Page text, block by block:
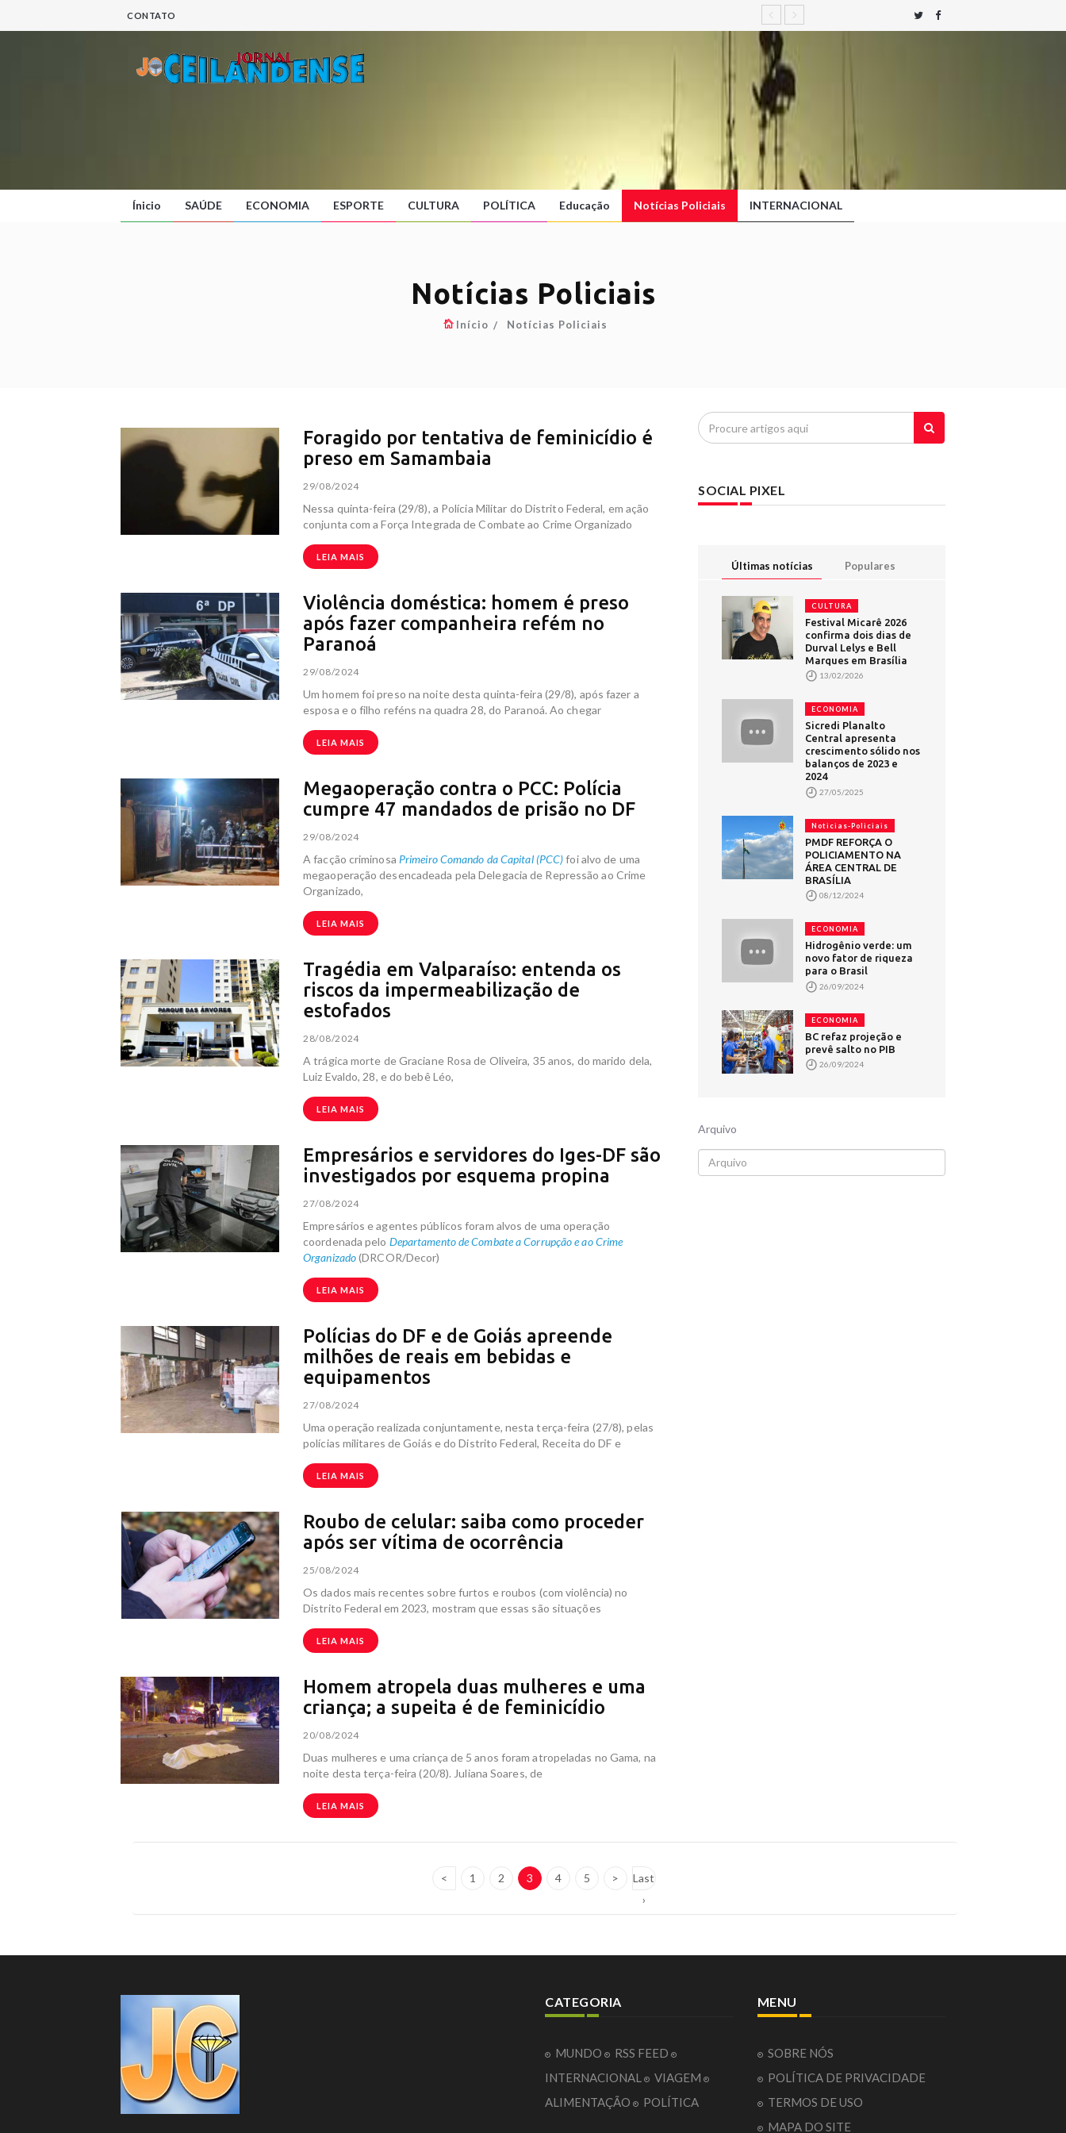
CONTATO
Ínicio SAÚDE ECONOMIA ESPORTE CULTURA POLÍTICA Educação Notícias Policiais INTERNACIONAL
Notícias Policiais
Início Notícias Policiais
Foragido por tentativa de feminicídio é
preso em Samambaia
29/08/2024
Nessa quinta-feira (29/8), a Polícia Militar do Distrito Federal, em ação
conjunta com a Força Integrada de Combate ao Crime Organizado
LEIA MAIS
Violência doméstica: homem é preso
após fazer companheira refém no
Paranoá
29/08/2024
Um homem foi preso na noite desta quinta-feira (29/8), após fazer a
esposa e o filho reféns na quadra 28, do Paranoá. Ao chegar
LEIA MAIS
Megaoperação contra o PCC: Polícia
cumpre 47 mandados de prisão no DF
29/08/2024
A facção criminosa Primeiro Comando da Capital (PCC)foi alvo de uma
megaoperação desencadeada pela Delegacia de Repressão ao Crime
Organizado,
LEIA MAIS
Tragédia em Valparaíso: entenda os
riscos da impermeabilização de
estofados
28/08/2024
A trágica morte de Graciane Rosa de Oliveira, 35 anos, do marido dela,
Luiz Evaldo, 28, e do bebê Léo,
LEIA MAIS
Empresários e servidores do Iges-DF são
investigados por esquema propina
27/08/2024
Empresários e agentes públicos foram alvos de uma operação
coordenada pelo Departamento de Combate a Corrupção e ao Crime
Organizado(DRCOR/Decor)
LEIA MAIS
Polícias do DF e de Goiás apreende
milhões de reais em bebidas e
equipamentos
27/08/2024
Uma operação realizada conjuntamente, nesta terça-feira (27/8), pelas
polícias militares de Goiás e do Distrito Federal, Receita do DF e
LEIA MAIS
Roubo de celular: saiba como proceder
após ser vítima de ocorrência
25/08/2024
Os dados mais recentes sobre furtos e roubos (com violência) no
Distrito Federal em 2023, mostram que essas são situações
LEIA MAIS
Homem atropela duas mulheres e uma
criança; a supeita é de feminicídio
20/08/2024
Duas mulheres e uma criança de 5 anos foram atropeladas no Gama, na
noite desta terça-feira (20/8). Juliana Soares, de
LEIA MAIS
SOCIAL PIXEL
Últimas notícias Populares
CULTURA
Festival Micarê 2026
confirma dois dias de
Durval Lelys e Bell
Marques em Brasília
13/02/2026
ECONOMIA
Sicredi Planalto
Central apresenta
crescimento sólido nos
balanços de 2023 e
2024
27/05/2025
Noticias-Policiais
PMDF REFORÇA O
POLICIAMENTO NA
ÁREA CENTRAL DE
BRASÍLIA
08/12/2024
ECONOMIA
Hidrogênio verde: um
novo fator de riqueza
para o Brasil
26/09/2024
ECONOMIA
BC refaz projeção e
prevê salto no PIB
26/09/2024
Arquivo
< 1 2 3 4 5 >
Last
›
CATEGORIA
MUNDO
RSS FEED
INTERNACIONAL
VIAGEM
ALIMENTAÇÃO
POLÍTICA
MENU
SOBRE NÓS
POLÍTICA DE PRIVACIDADE
TERMOS DE USO
MAPA DO SITE